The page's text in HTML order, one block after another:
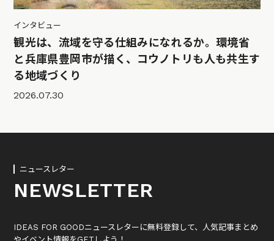
インタビュー
観光は、流域を守る仕組みになれるか。環境省
と兵庫県豊岡市が描く、コウノトリも人も共生す
る地域づくり
2026.07.30
ニュースレター
NEWSLETTER
IDEAS FOR GOODニュースレターに無料登録して、人気記事まとめ